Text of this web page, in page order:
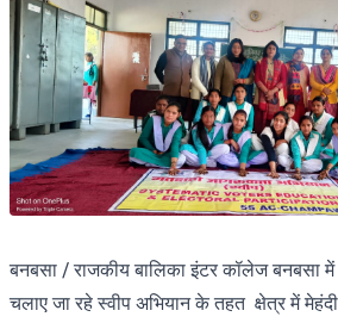
बनबसा / राजकीय बालिका इंटर कॉलेज बनबसा
चलाए जा रहे स्वीप अभियान के तहत क्षेत्र में